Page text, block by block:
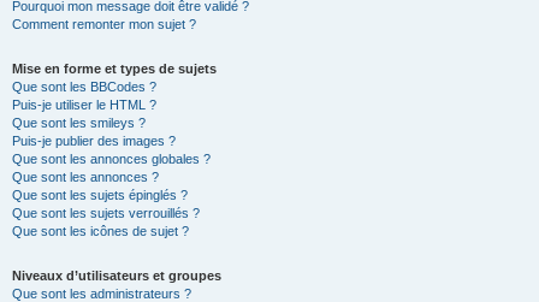
Pourquoi mon message doit être validé ?
Comment remonter mon sujet ?
Mise en forme et types de sujets
Que sont les BBCodes ?
Puis-je utiliser le HTML ?
Que sont les smileys ?
Puis-je publier des images ?
Que sont les annonces globales ?
Que sont les annonces ?
Que sont les sujets épinglés ?
Que sont les sujets verrouillés ?
Que sont les icônes de sujet ?
Niveaux d’utilisateurs et groupes
Que sont les administrateurs ?